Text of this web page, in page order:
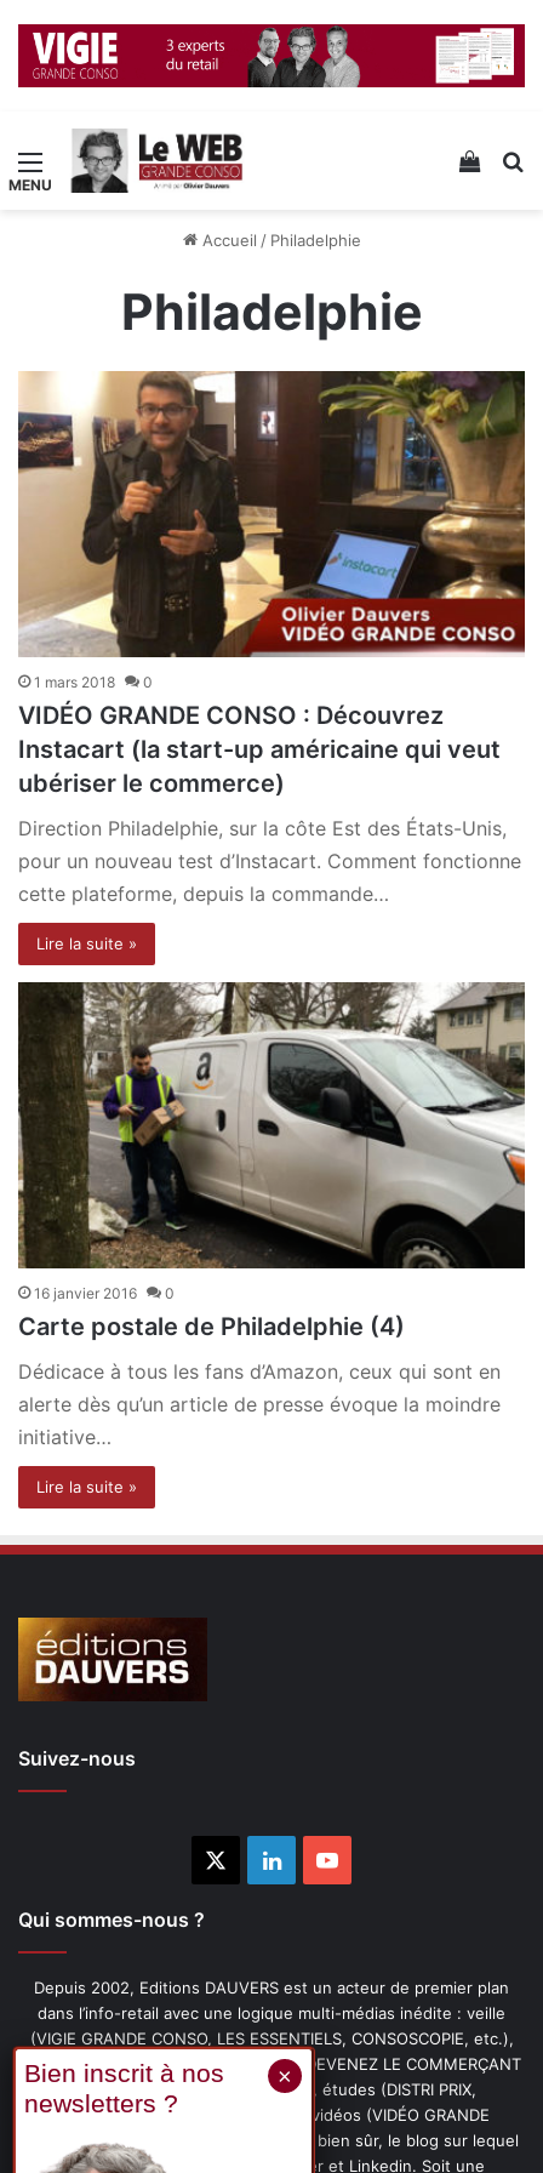
Menu Voir
Accueil / Philadelphie
Philadelphie
1 mars 2018 0
VIDÉO GRANDE CONSO : Découvrez
Instacart (la start-up américaine qui veut
ubériser le commerce)
Direction Philadelphie, sur la côte Est des États-Unis,
pour un nouveau test d’Instacart. Comment fonctionne
cette plateforme, depuis la commande…
Lire la suite »
16 janvier 2016 0
Carte postale de Philadelphie (4)
Dédicace à tous les fans d’Amazon, ceux qui sont en
alerte dès qu’un article de presse évoque la moindre
initiative…
Lire la suite »
Suivez-nous
LinkedinYouTube
Qui sommes-nous ?
Depuis 2002, Editions DAUVERS est un acteur de premier plan
dans l’info-retail avec une logique multi-médias inédite : veille
(VIGIE GRANDE CONSO, LES ESSENTIELS, CONSOSCOPIE, etc.),
livres (PENSER-CLIENT, IMAGE-PRIX, DEVENEZ LE COMMERÇANT
PRÉFÉRÉ DE VOS CLIENTS, etc.), études (DISTRI PRIX,
PROMOFLASH, DRIVE INSIGHTS), vidéos (VIDÉO GRANDE
CONSO), podcasts (CAFÉ CONSO) et, bien sûr, le blog sur lequel
vous êtes, ainsi que les fils Twitter et Linkedin. Soit une